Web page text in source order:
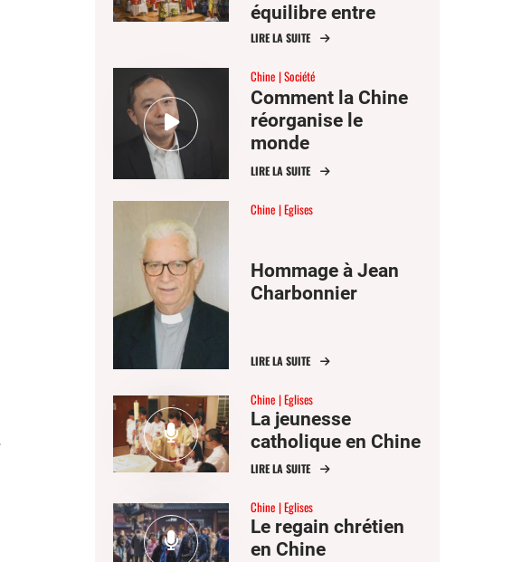
équilibre entre
deux mondes
LIRE LA SUITE
Chine Société
Comment la Chine
réorganise le
monde
LIRE LA SUITE
Chine Eglises
Hommage à Jean
Charbonnier
LIRE LA SUITE
Chine Eglises
La jeunesse
catholique en Chine
LIRE LA SUITE
Chine Eglises
Le regain chrétien
en Chine